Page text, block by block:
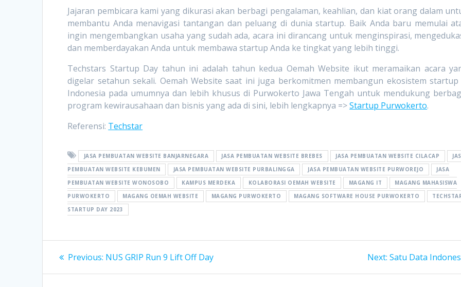
Jajaran pembicara kami yang dikurasi akan berbagi pengalaman, keahlian, dan kiat orang dalam
membantu Anda menavigasi tantangan dan peluang di dunia startup. Baik Anda baru memulai
ingin mengembangkan usaha yang sudah ada, acara ini dirancang untuk menginspirasi,
dan memberdayakan Anda untuk membawa startup Anda ke tingkat yang lebih tinggi.
Techstars Startup Day tahun ini adalah tahun kedua Oemah Website ikut meramaikan acara
digelar setahun sekali. Oemah Website saat ini juga berkomitmen membangun ekosistem startup
Indonesia pada umumnya dan lebih khusus di Purwokerto Jawa Tengah untuk mendukung
program kewirausahaan dan bisnis yang ada di sini, lebih lengkapnya =>Startup Purwokerto.
Referensi: Techstar
JASA PEMBUATAN WEBSITE BANJARNEGARA JASA PEMBUATAN WEBSITE BREBES JASA PEMBUATAN WEBSITE CILACAP
PEMBUATAN WEBSITE KEBUMEN
JASA PEMBUATAN WEBSITE PURBALINGGA JASA PEMBUATAN WEBSITE PURWOREJO
JASA
PEMBUATAN WEBSITE WONOSOBO
KAMPUS MERDEKA KOLABORASI OEMAH WEBSITE MAGANG IT
MAGANG MAHASISWA
PURWOKERTO
MAGANG OEMAH WEBSITE MAGANG PURWOKERTO MAGANG SOFTWARE HOUSE PURWOKERTO
STARTUP DAY 2023
Post
navigation
Previous: Previous
NUS GRIP Run 9 Lift Off Day Next: Next
Satu Data